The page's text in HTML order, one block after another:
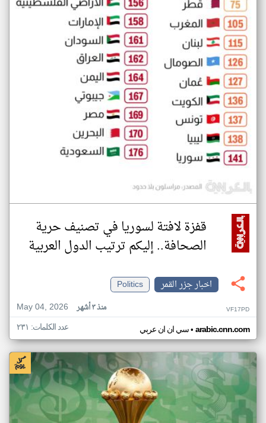
قفزة لافتة لسوريا في تصنيف حرية
الصحافة.. إليكم ترتيب الدول العربية
اخبار جزر القمر
Politics
May 04, 2026
منذ ٣ أشهر VF17PD
سي ان ان عربي• arabic.cnn.com عدد الكلمات: ٢٣١